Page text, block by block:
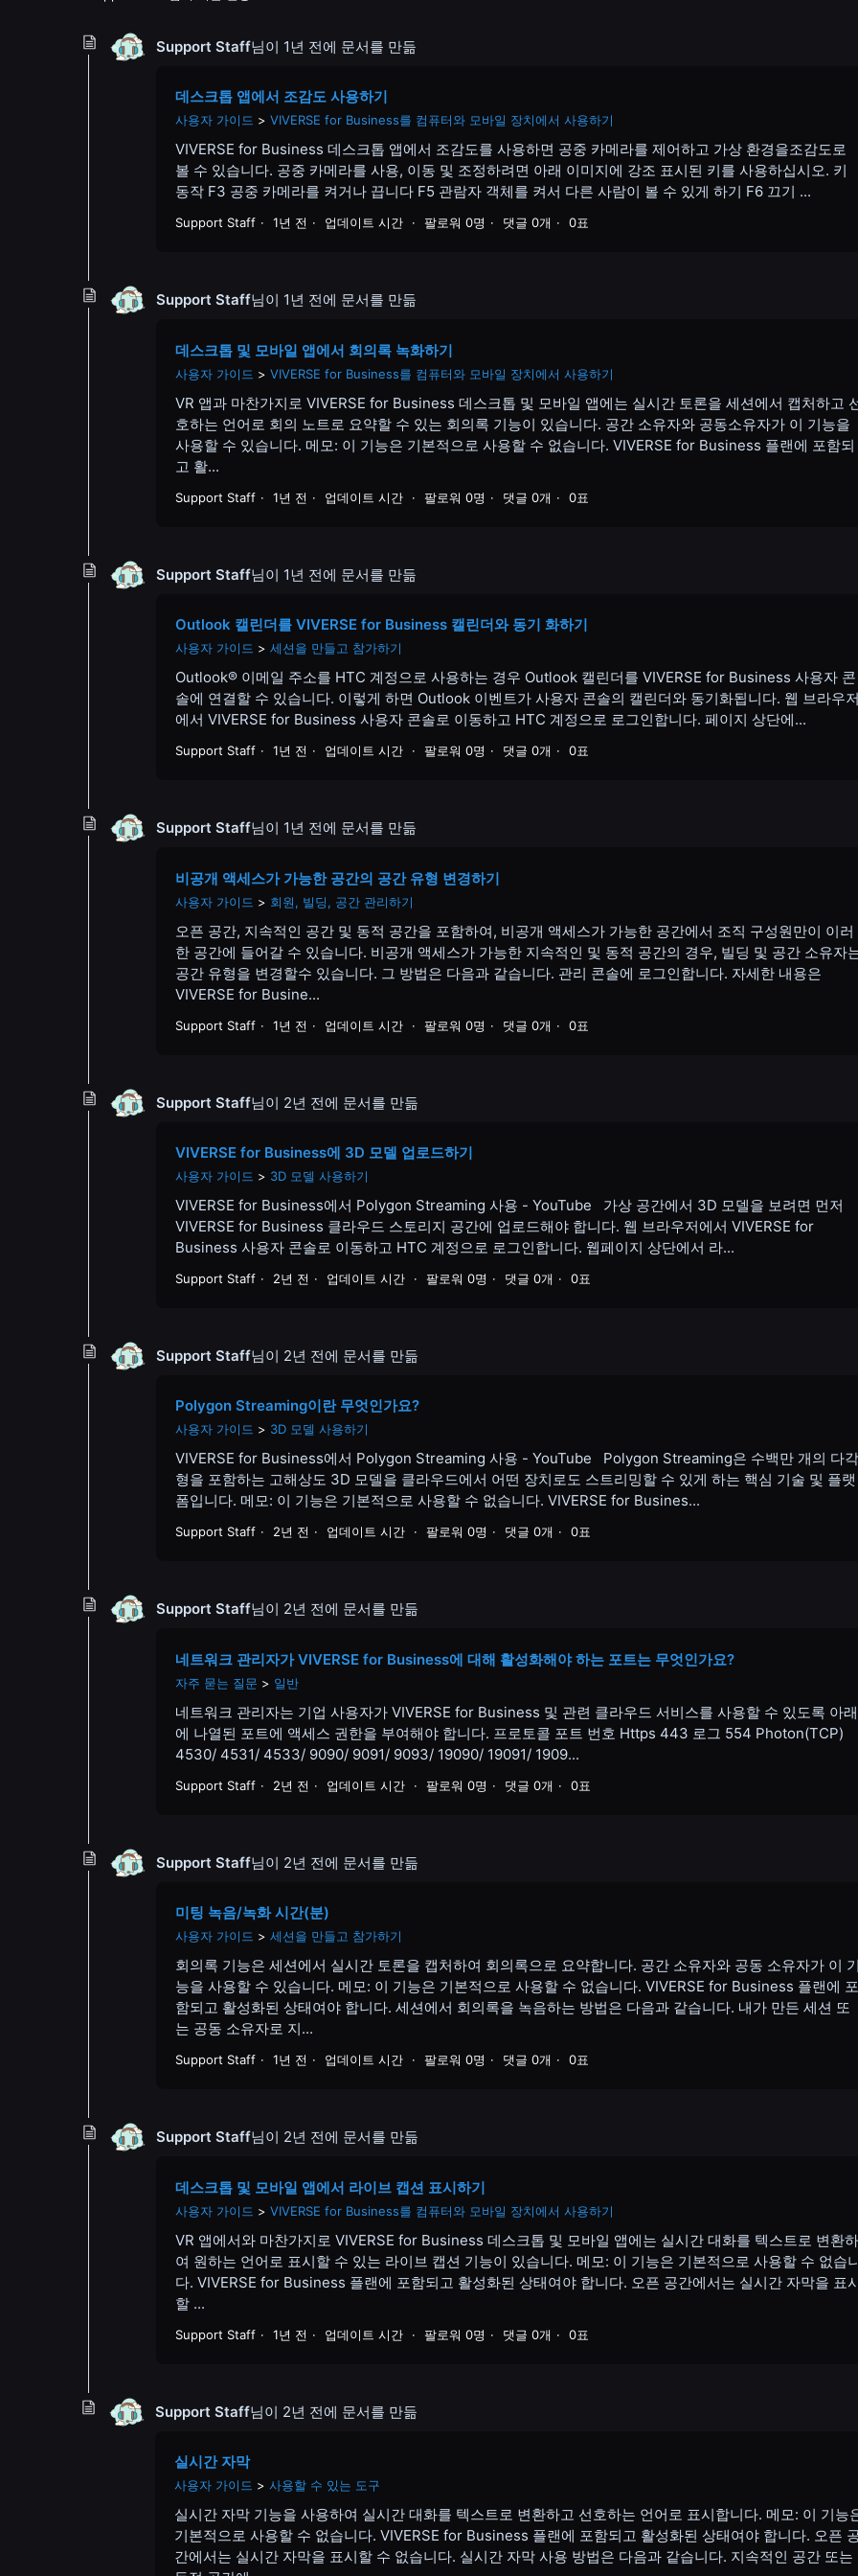
Support Staff님이 1년 전에 문서를 만듦
데스크톱 앱에서 조감도 사용하기
사용자 가이드 VIVERSE for Business를 컴퓨터와 모바일 장치에서 사용하기
VIVERSE for Business 데스크톱 앱에서 조감도를 사용하면 공중 카메라를 제어하고 가상 환경을조감도로
볼 수 있습니다. 공중 카메라를 사용, 이동 및 조정하려면 아래 이미지에 강조 표시된 키를 사용하십시오. 키
동작 F3 공중 카메라를 켜거나 끕니다 F5 관람자 객체를 켜서 다른 사람이 볼 수 있게 하기 F6 끄기 ...
Support Staff 1년 전 업데이트 시간 팔로워 0명 댓글 0개 0표
Support Staff님이 1년 전에 문서를 만듦
데스크톱 및 모바일 앱에서 회의록 녹화하기
사용자 가이드 VIVERSE for Business를 컴퓨터와 모바일 장치에서 사용하기
VR 앱과 마찬가지로 VIVERSE for Business 데스크톱 및 모바일 앱에는 실시간 토론을 세션에서 캡처하고
호하는 언어로 회의 노트로 요약할 수 있는 회의록 기능이 있습니다. 공간 소유자와 공동소유자가 이 기능을
사용할 수 있습니다. 메모: 이 기능은 기본적으로 사용할 수 없습니다. VIVERSE for Business 플랜에 포함되
고 활...
Support Staff 1년 전 업데이트 시간 팔로워 0명 댓글 0개 0표
Support Staff님이 1년 전에 문서를 만듦
Outlook 캘린더를 VIVERSE for Business 캘린더와 동기 화하기
사용자 가이드 세션을 만들고 참가하기
Outlook® 이메일 주소를 HTC 계정으로 사용하는 경우 Outlook 캘린더를 VIVERSE for Business 사용자 콘
솔에 연결할 수 있습니다. 이렇게 하면 Outlook 이벤트가 사용자 콘솔의 캘린더와 동기화됩니다. 웹 브라우
에서 VIVERSE for Business 사용자 콘솔로 이동하고 HTC 계정으로 로그인합니다. 페이지 상단에...
Support Staff 1년 전 업데이트 시간 팔로워 0명 댓글 0개 0표
Support Staff님이 1년 전에 문서를 만듦
비공개 액세스가 가능한 공간의 공간 유형 변경하기
사용자 가이드 회원, 빌딩, 공간 관리하기
오픈 공간, 지속적인 공간 및 동적 공간을 포함하여, 비공개 액세스가 가능한 공간에서 조직 구성원만이 이러
한 공간에 들어갈 수 있습니다. 비공개 액세스가 가능한 지속적인 및 동적 공간의 경우, 빌딩 및 공간 소유자
공간 유형을 변경할수 있습니다. 그 방법은 다음과 같습니다. 관리 콘솔에 로그인합니다. 자세한 내용은
VIVERSE for Busine...
Support Staff 1년 전 업데이트 시간 팔로워 0명 댓글 0개 0표
Support Staff님이 2년 전에 문서를 만듦
VIVERSE for Business에 3D 모델 업로드하기
사용자 가이드 3D 모델 사용하기
VIVERSE for Business에서 Polygon Streaming 사용 - YouTube 가상 공간에서 3D 모델을 보려면 먼저
VIVERSE for Business 클라우드 스토리지 공간에 업로드해야 합니다. 웹 브라우저에서 VIVERSE for
Business 사용자 콘솔로 이동하고 HTC 계정으로 로그인합니다. 웹페이지 상단에서 라...
Support Staff 2년 전 업데이트 시간 팔로워 0명 댓글 0개 0표
Support Staff님이 2년 전에 문서를 만듦
Polygon Streaming이란 무엇인가요?
사용자 가이드 3D 모델 사용하기
VIVERSE for Business에서 Polygon Streaming 사용 - YouTube Polygon Streaming은 수백만 개의 다각
형을 포함하는 고해상도 3D 모델을 클라우드에서 어떤 장치로도 스트리밍할 수 있게 하는 핵심 기술 및 플랫
폼입니다. 메모: 이 기능은 기본적으로 사용할 수 없습니다. VIVERSE for Busines...
Support Staff 2년 전 업데이트 시간 팔로워 0명 댓글 0개 0표
Support Staff님이 2년 전에 문서를 만듦
네트워크 관리자가 VIVERSE for Business에 대해 활성화해야 하는 포트는 무엇인가요?
자주 묻는 질문 일반
네트워크 관리자는 기업 사용자가 VIVERSE for Business 및 관련 클라우드 서비스를 사용할 수 있도록 아래
에 나열된 포트에 액세스 권한을 부여해야 합니다. 프로토콜 포트 번호 Https 443 로그 554 Photon(TCP)
4530/ 4531/ 4533/ 9090/ 9091/ 9093/ 19090/ 19091/ 1909...
Support Staff 2년 전 업데이트 시간 팔로워 0명 댓글 0개 0표
Support Staff님이 2년 전에 문서를 만듦
미팅 녹음/녹화 시간(분)
사용자 가이드 세션을 만들고 참가하기
회의록 기능은 세션에서 실시간 토론을 캡처하여 회의록으로 요약합니다. 공간 소유자와 공동 소유자가 이
능을 사용할 수 있습니다. 메모: 이 기능은 기본적으로 사용할 수 없습니다. VIVERSE for Business 플랜에 포
함되고 활성화된 상태여야 합니다. 세션에서 회의록을 녹음하는 방법은 다음과 같습니다. 내가 만든 세션 또
는 공동 소유자로 지...
Support Staff 1년 전 업데이트 시간 팔로워 0명 댓글 0개 0표
Support Staff님이 2년 전에 문서를 만듦
데스크톱 및 모바일 앱에서 라이브 캡션 표시하기
사용자 가이드 VIVERSE for Business를 컴퓨터와 모바일 장치에서 사용하기
VR 앱에서와 마찬가지로 VIVERSE for Business 데스크톱 및 모바일 앱에는 실시간 대화를 텍스트로 변환하
여 원하는 언어로 표시할 수 있는 라이브 캡션 기능이 있습니다. 메모: 이 기능은 기본적으로 사용할 수 없습
다. VIVERSE for Business 플랜에 포함되고 활성화된 상태여야 합니다. 오픈 공간에서는 실시간 자막을 표
할 ...
Support Staff 1년 전 업데이트 시간 팔로워 0명 댓글 0개 0표
Support Staff님이 2년 전에 문서를 만듦
실시간 자막
사용자 가이드 사용할 수 있는 도구
실시간 자막 기능을 사용하여 실시간 대화를 텍스트로 변환하고 선호하는 언어로 표시합니다. 메모: 이 기능
기본적으로 사용할 수 없습니다. VIVERSE for Business 플랜에 포함되고 활성화된 상태여야 합니다. 오픈
간에서는 실시간 자막을 표시할 수 없습니다. 실시간 자막 사용 방법은 다음과 같습니다. 지속적인 공간 또는